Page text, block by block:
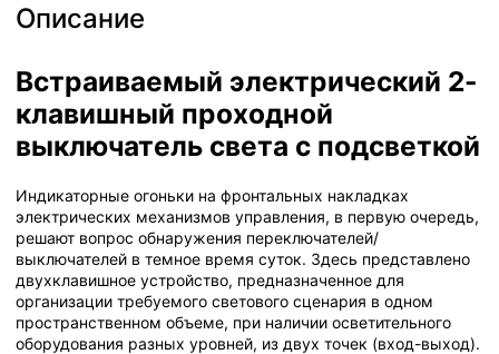
Описание
Встраиваемый электрический 2-
клавишный проходной
выключатель света с подсветкой
Индикаторные огоньки на фронтальных накладках
электрических механизмов управления, в первую очередь,
решают вопрос обнаружения переключателей/
выключателей в темное время суток. Здесь представлено
двухклавишное устройство, предназначенное для
организации требуемого светового сценария в одном
пространственном объеме, при наличии осветительного
оборудования разных уровней, из двух точек (вход-выход).